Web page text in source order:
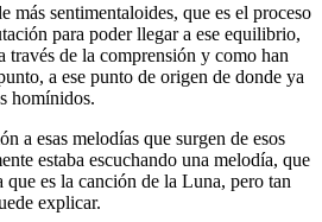
más sentimentaloides, que es el proceso
para poder llegar a ese equilibrio,
través de la comprensión y como han
a ese punto de origen de donde ya
homínidos.
a esas melodías que surgen de esos
estaba escuchando una melodía, que
que es la canción de la Luna, pero tan
explicar.